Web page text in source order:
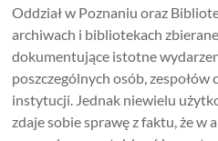
Oddział w Poznaniu oraz
archiwach i bibliotekach
dokumentujące istotne
poszczególnych osób, zespołów
instytucji. Jednak niewielu
zdaje sobie sprawę z faktu, że w